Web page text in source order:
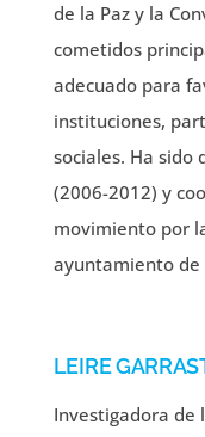
de la Paz y la
cometidos
adecuado para
instituciones,
sociales. Ha
(2006-2012) y
movimiento por
ayuntamiento de
LEIRE
Investigadora de